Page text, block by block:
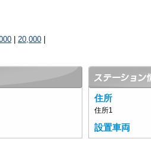
20,000
住所
住所1
設置車両